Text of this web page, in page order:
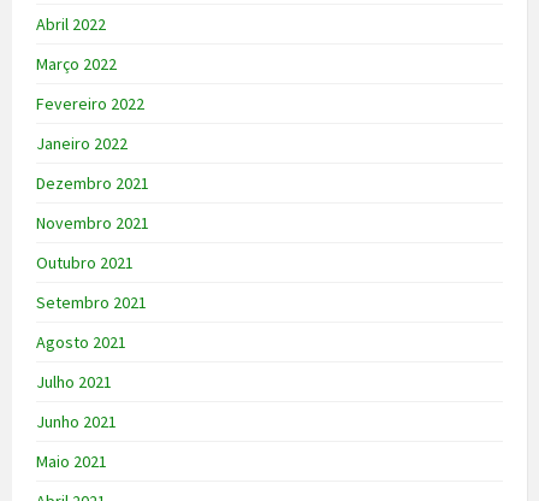
Abril 2022
Março 2022
Fevereiro 2022
Janeiro 2022
Dezembro 2021
Novembro 2021
Outubro 2021
Setembro 2021
Agosto 2021
Julho 2021
Junho 2021
Maio 2021